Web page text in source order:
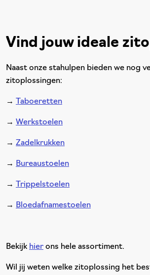
Vind jouw ideale
Naast onze stahulpen bieden we nog
zitoplossingen:
→ Taboeretten
→ Werkstoelen
→ Zadelkrukken
→ Bureaustoelen
→ Trippelstoelen
→ Bloedafnamestoelen
Bekijk hier ons hele assortiment.
Wil jij weten welke zitoplossing het